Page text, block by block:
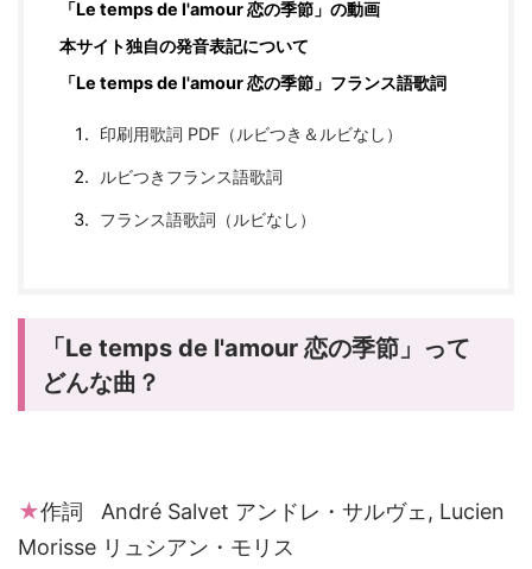
「Le temps de l'amour 恋の季節」の動画
本サイト独自の発音表記について
「Le temps de l'amour 恋の季節」フランス語歌詞
印刷用歌詞 PDF（ルビつき＆ルビなし）
ルビつきフランス語歌詞
フランス語歌詞（ルビなし）
「Le temps de l'amour 恋の季節」 って
どんな曲？
★作詞 André Salvet アンドレ・サルヴェ, Lucien
Morisse リュシアン・モリス